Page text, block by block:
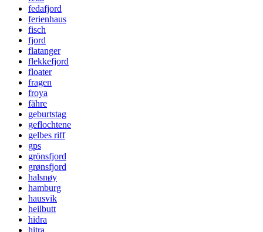
fedafjord
ferienhaus
fisch
fjord
flatanger
flekkefjord
floater
fragen
froya
fähre
geburtstag
geflochtene
gelbes riff
gps
grönsfjord
grønsfjord
halsnøy
hamburg
hausvik
heilbutt
hidra
hitra